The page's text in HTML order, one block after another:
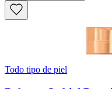
Todo tipo de piel